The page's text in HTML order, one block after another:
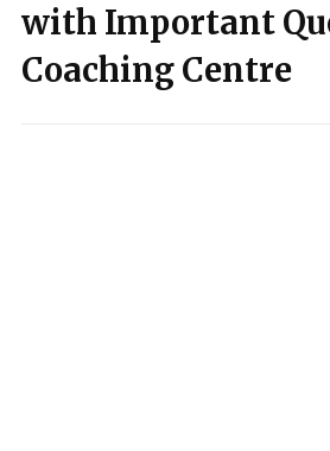
with Important
Coaching Centre